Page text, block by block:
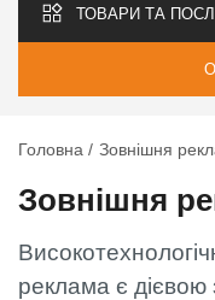
ТОВАРИ ТА
Головна Зовнішня
Зовнішня
реклама є